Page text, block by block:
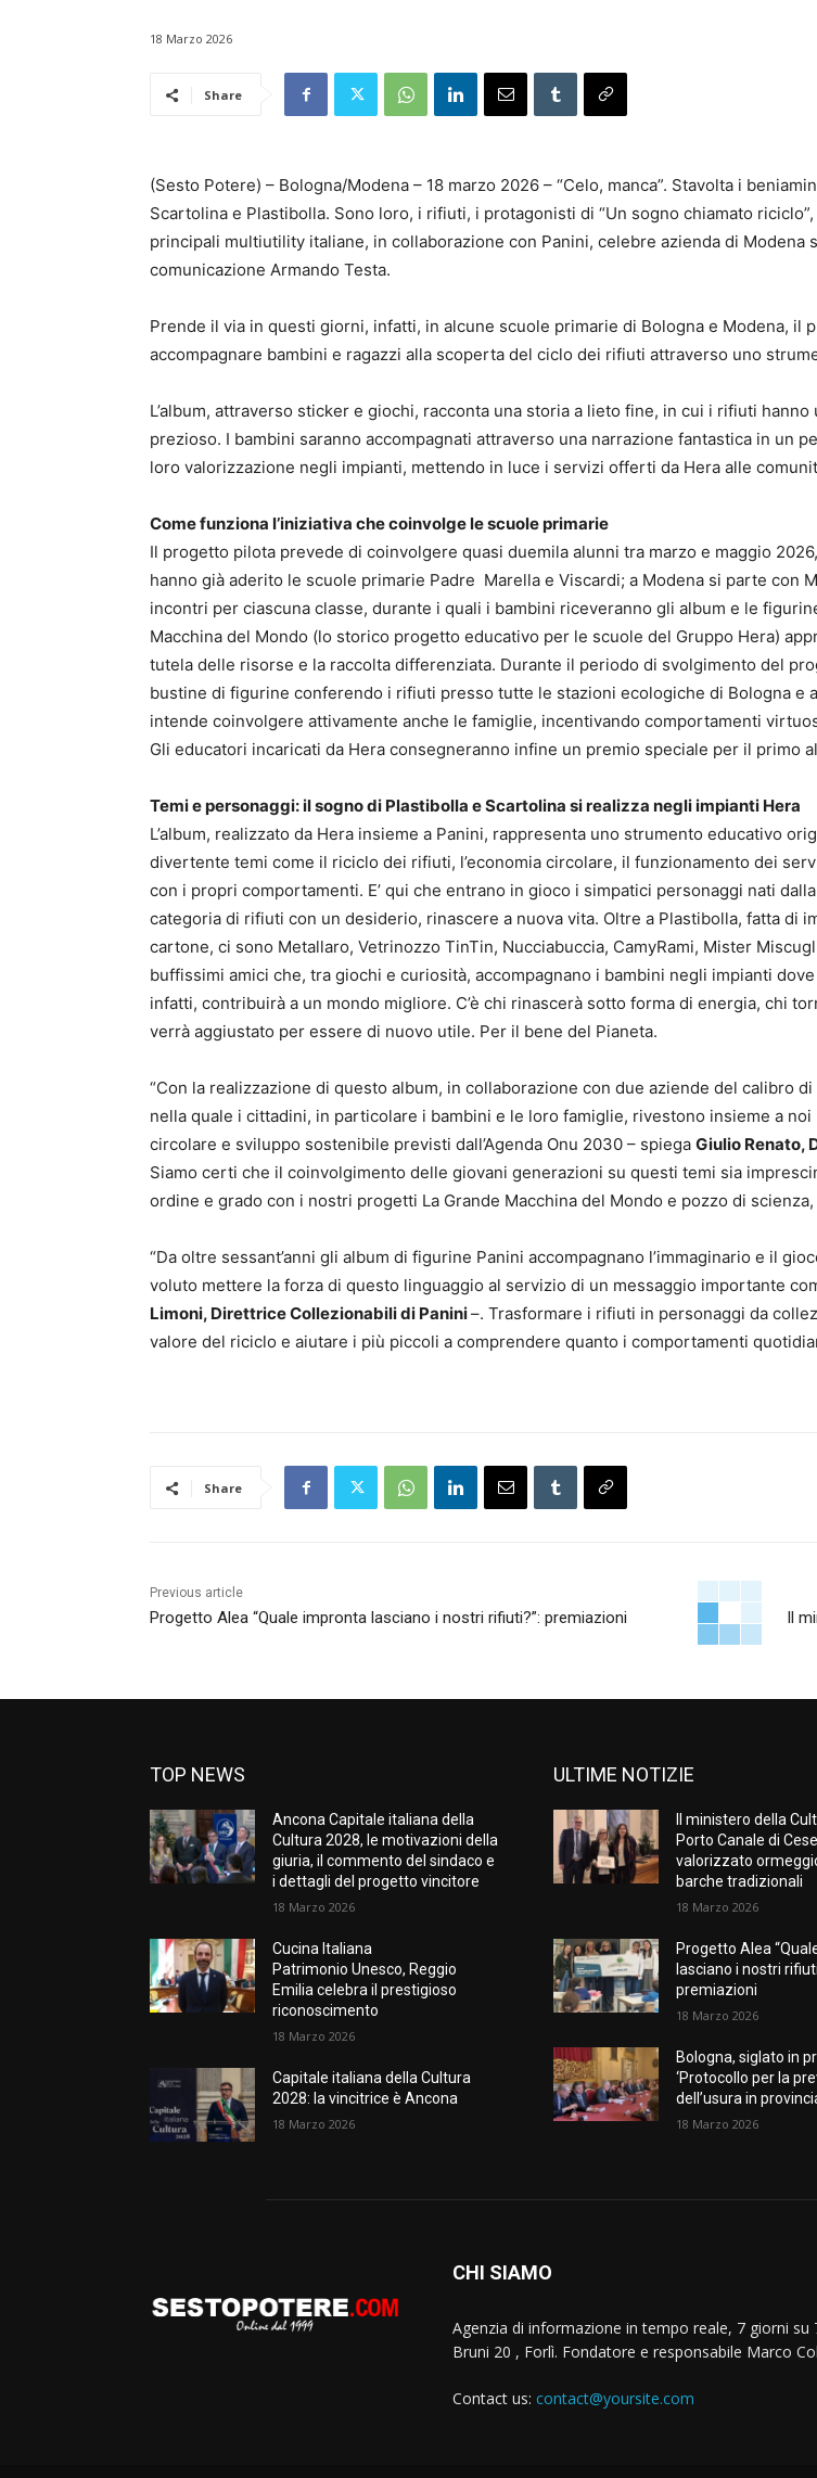
18 Marzo 2026
Share
(Sesto Potere) – Bologna/Modena – 18 marzo 2026 – “Celo, manca”. Stavolta i
Scartolina e Plastibolla. Sono loro, i rifiuti, i protagonisti di “Un sogno chiamato
principali multiutility italiane, in collaborazione con Panini, celebre azienda di
comunicazione Armando Testa.
Prende il via in questi giorni, infatti, in alcune scuole primarie di Bologna e Modena, il
accompagnare bambini e ragazzi alla scoperta del ciclo dei rifiuti attraverso uno
L’album, attraverso sticker e giochi, racconta una storia a lieto fine, in cui i rifiuti
prezioso. I bambini saranno accompagnati attraverso una narrazione fantastica in un
loro valorizzazione negli impianti, mettendo in luce i servizi offerti da Hera alle
Come funziona l’iniziativa che coinvolge le scuole primarie
Il progetto pilota prevede di coinvolgere quasi duemila alunni tra marzo e maggio
hanno già aderito le scuole primarie Padre Marella e Viscardi; a Modena si parte con
incontri per ciascuna classe, durante i quali i bambini riceveranno gli album e le
Macchina del Mondo (lo storico progetto educativo per le scuole del Gruppo Hera)
tutela delle risorse e la raccolta differenziata. Durante il periodo di svolgimento del
bustine di figurine conferendo i rifiuti presso tutte le stazioni ecologiche di Bologna e
intende coinvolgere attivamente anche le famiglie, incentivando comportamenti
Gli educatori incaricati da Hera consegneranno infine un premio speciale per il primo
Temi e personaggi: il sogno di Plastibolla e Scartolina si realizza negli impianti Hera
L’album, realizzato da Hera insieme a Panini, rappresenta uno strumento educativo
divertente temi come il riciclo dei rifiuti, l’economia circolare, il funzionamento dei
con i propri comportamenti. E’ qui che entrano in gioco i simpatici personaggi nati
categoria di rifiuti con un desiderio, rinascere a nuova vita. Oltre a Plastibolla, fatta di
cartone, ci sono Metallaro, Vetrinozzo TinTin, Nucciabuccia, CamyRami, Mister
buffissimi amici che, tra giochi e curiosità, accompagnano i bambini negli impianti
infatti, contribuirà a un mondo migliore. C’è chi rinascerà sotto forma di energia, chi
verrà aggiustato per essere di nuovo utile. Per il bene del Pianeta.
“Con la realizzazione di questo album, in collaborazione con due aziende del calibro
nella quale i cittadini, in particolare i bambini e le loro famiglie, rivestono insieme a
circolare e sviluppo sostenibile previsti dall’Agenda Onu 2030 – spiega Giulio Renato,
Siamo certi che il coinvolgimento delle giovani generazioni su questi temi sia
ordine e grado con i nostri progetti La Grande Macchina del Mondo e pozzo di
“Da oltre sessant’anni gli album di figurine Panini accompagnano l’immaginario e il
voluto mettere la forza di questo linguaggio al servizio di un messaggio importante
Limoni, Direttrice Collezionabili di Panini–. Trasformare i rifiuti in personaggi da
valore del riciclo e aiutare i più piccoli a comprendere quanto i comportamenti
Share
Previous article
Progetto Alea “Quale impronta lasciano i nostri rifiuti?”: premiazioni
Il
TOP NEWS
Ancona Capitale italiana della
Cultura 2028, le motivazioni della
giuria, il commento del sindaco e
i dettagli del progetto vincitore
18 Marzo 2026
Cucina Italiana
Patrimonio Unesco, Reggio
Emilia celebra il prestigioso
riconoscimento
18 Marzo 2026
Capitale italiana della Cultura
2028: la vincitrice è Ancona
18 Marzo 2026
ULTIME NOTIZIE
Il ministero della
Porto Canale di
valorizzato
barche tradizionali
18 Marzo 2026
Progetto Alea
lasciano i nostri
premiazioni
18 Marzo 2026
Bologna, siglato in
‘Protocollo per la
dell’usura in
18 Marzo 2026
CHI SIAMO
Agenzia di informazione in tempo reale, 7 giorni su
Bruni 20 , Forlì. Fondatore e responsabile Marco
Contact us: contact@yoursite.com